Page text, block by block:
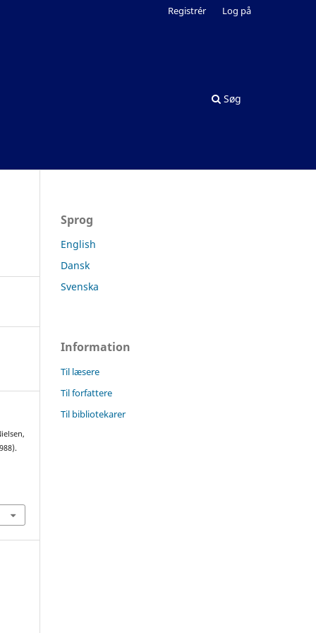
Søg
Registrér Log på
Sprog
English
Dansk
Svenska
Information
Til læsere
Til forfattere
Til bibliotekarer